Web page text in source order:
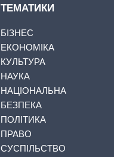
ТЕМАТИКИ
БІЗНЕС
ЕКОНОМІКА
КУЛЬТУРА
НАУКА
НАЦІОНАЛЬНА
БЕЗПЕКА
ПОЛІТИКА
ПРАВО
СУСПІЛЬСТВО